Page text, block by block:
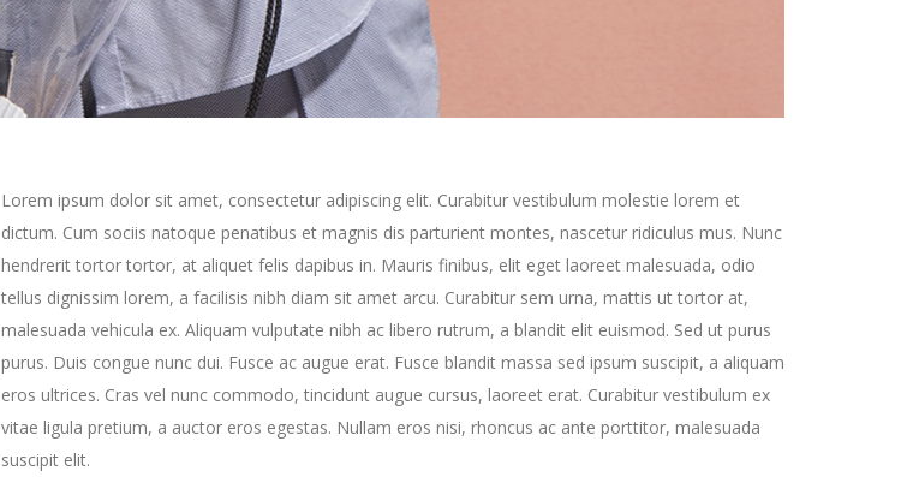
Lorem ipsum dolor sit amet, consectetur adipiscing elit. Curabitur vestibulum molestie lorem et
dictum. Cum sociis natoque penatibus et magnis dis parturient montes, nascetur ridiculus mus. Nunc
hendrerit tortor tortor, at aliquet felis dapibus in. Mauris finibus, elit eget laoreet malesuada, odio
tellus dignissim lorem, a facilisis nibh diam sit amet arcu. Curabitur sem urna, mattis ut tortor at,
malesuada vehicula ex. Aliquam vulputate nibh ac libero rutrum, a blandit elit euismod. Sed ut purus
purus. Duis congue nunc dui. Fusce ac augue erat. Fusce blandit massa sed ipsum suscipit, a aliquam
eros ultrices. Cras vel nunc commodo, tincidunt augue cursus, laoreet erat. Curabitur vestibulum ex
vitae ligula pretium, a auctor eros egestas. Nullam eros nisi, rhoncus ac ante porttitor, malesuada
suscipit elit.